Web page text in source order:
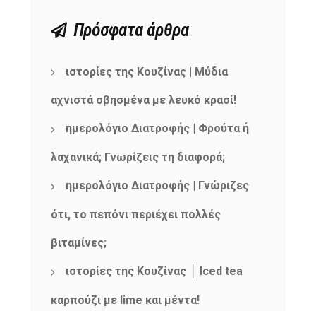
Πρόσφατα άρθρα
ιστορίες της Κουζίνας | Μύδια
αχνιστά σβησμένα με λευκό κρασί!
ημερολόγιο Διατροφής | Φρούτα ή
λαχανικά; Γνωρίζεις τη διαφορά;
ημερολόγιο Διατροφής | Γνώριζες
ότι, το πεπόνι περιέχει πολλές
βιταμίνες;
ιστορίες της Κουζίνας │ Iced tea
καρπούζι με lime και μέντα!